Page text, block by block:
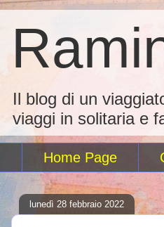
Il blog di un
viaggi in solitaria e
Home Page
lunedì 28 febbraio 2022